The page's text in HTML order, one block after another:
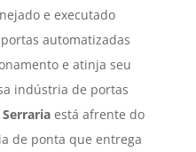
e executado
automatizadas
e atinja seu
indústria de portas
Serrariaestá afrente do
de ponta que entrega